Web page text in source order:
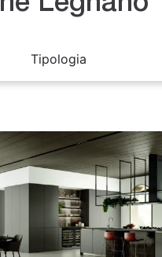
Tipologia